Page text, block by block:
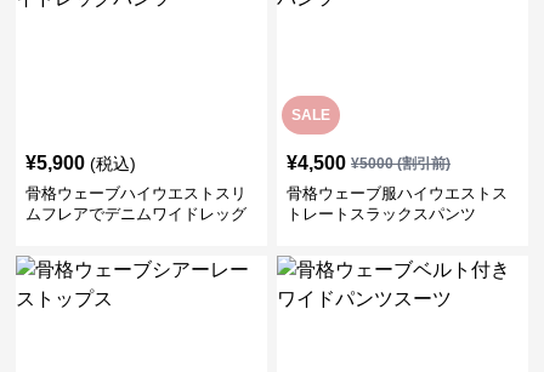
¥5,900 (税込)
骨格ウェーブハイウエストスリ
ムフレアでデニムワイドレッグ
SALE
¥4,500 ¥5000(割引前)
骨格ウェーブ服ハイウエストス
トレートスラックスパンツ